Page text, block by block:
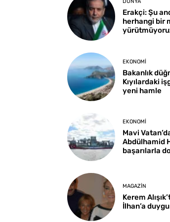
DÜNYA
Erakçi: Şu
herhangi bir
EKONOMI
Bakanlık
Kıyılardaki
yeni hamle
EKONOMI
Mavi
Abdülhamid
başarılarla
MAGAZIN
Kerem
İlhan’a